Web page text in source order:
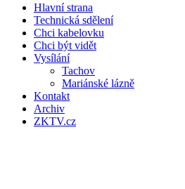
Hlavní strana
Technická sdělení
Chci kabelovku
Chci být vidět
Vysílání
Tachov
Mariánské lázně
Kontakt
Archiv
ZKTV.cz